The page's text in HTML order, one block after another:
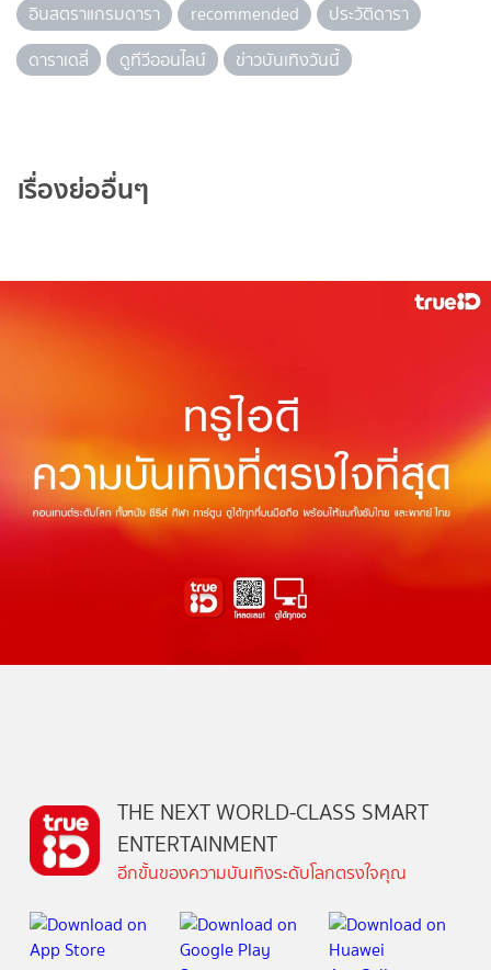
อินสตราแกรมดารา
recommended
ประวัติดารา
ดาราเดลี่
ดูทีวีออนไลน์ ข่าวบันเทิงวันนี้
เรื่องย่ออื่นๆ
THE NEXT WORLD-CLASS SMART
ENTERTAINMENT
อีกขั้นของความบันเทิงระดับโลกตรงใจคุณ